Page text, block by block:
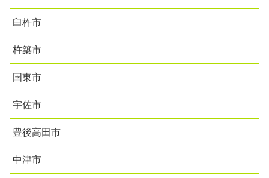
臼杵市
杵築市
国東市
宇佐市
豊後高田市
中津市